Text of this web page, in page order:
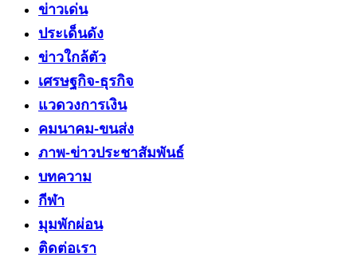
ข่าวเด่น
ประเด็นดัง
ข่าวใกล้ตัว
เศรษฐกิจ-ธุรกิจ
แวดวงการเงิน
คมนาคม-ขนส่ง
ภาพ-ข่าวประชาสัมพันธ์
บทความ
กีฬา
มุมพักผ่อน
ติดต่อเรา